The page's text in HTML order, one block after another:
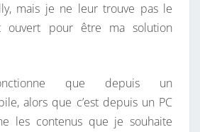
mais je ne leur trouve pas le
ouvert pour être ma solution
que depuis un
alors que c’est depuis un PC
les contenus que je souhaite